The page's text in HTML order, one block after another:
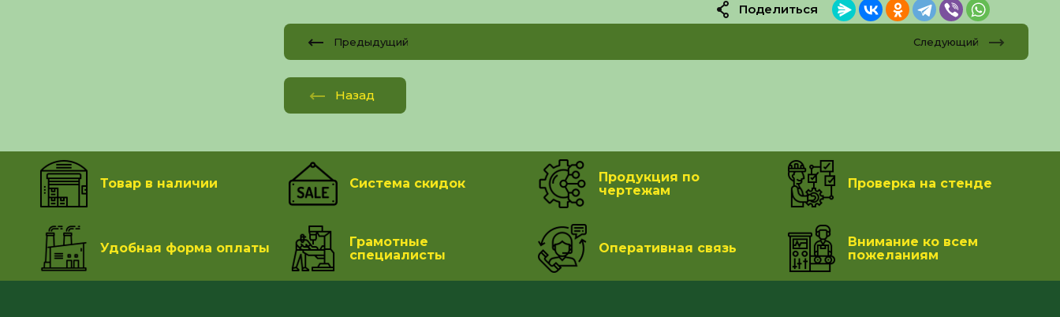
Поделиться
Предыдущий Следующий
Назад
Товар в наличии Система скидок
Продукция по
чертежам
Проверка на стенде
Удобная форма оплаты
Грамотные
специалисты
Оперативная связь
Внимание ко всем
пожеланиям